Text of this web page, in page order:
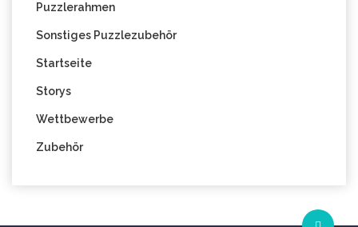
Puzzlerahmen
Sonstiges Puzzlezubehör
Startseite
Storys
Wettbewerbe
Zubehör